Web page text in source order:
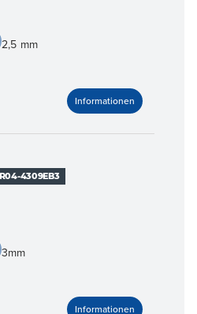
2,5 mm
4309EB3
3mm